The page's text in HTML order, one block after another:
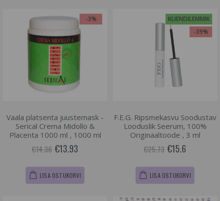
-3%
Vaala platsenta juustemask -
Serical Crema Midollo &
Placenta 1000 ml , 1000 ml
€14.36 €13.93
LISA OSTUKORVI
KLIENDILEMMIK
-39%
F.E.G. Ripsmekasvu Soodustav
Looduslik Seerum, 100%
Originaaltoode , 3 ml
€25.73 €15.6
LISA OSTUKORVI